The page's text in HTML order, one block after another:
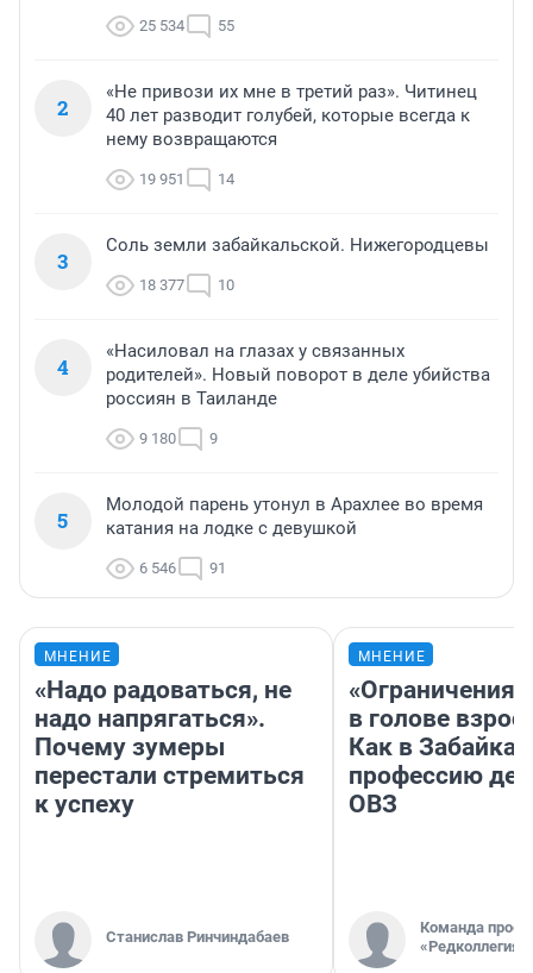
25 534 55
2
«Не привози их мне в третий раз». Читинец
40 лет разводит голубей, которые всегда к
нему возвращаются
19 951 14
3
Соль земли забайкальской. Нижегородцевы
18 377 10
4
«Насиловал на глазах у связанных
родителей». Новый поворот в деле убийства
россиян в Таиланде
9 180 9
5
Молодой парень утонул в Арахлее во время
катания на лодке с девушкой
6 546 91
МНЕНИЕ
«Надо радоваться, не
надо напрягаться».
Почему зумеры
перестали стремиться
к успеху
Станислав Ринчиндабаев
МНЕНИЕ
«Ограничения
в голове
Как в
профессию
ОВЗ
Команда
«Редколлегия»